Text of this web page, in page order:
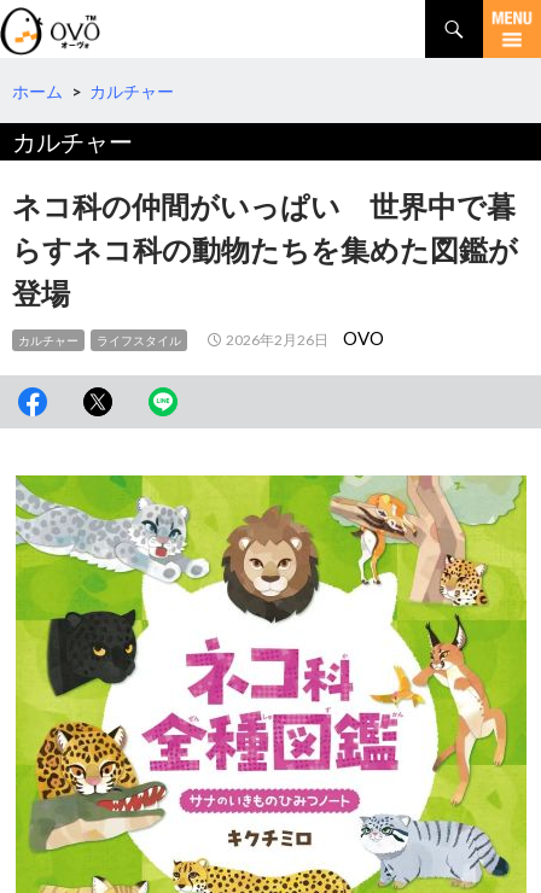
検
索
コ
テ
ツ
へ
動
ホーム > カルチャー
カルチャー
ネコ科の仲間がいっぱい 世界中で暮
らすネコ科の動物たちを集めた図鑑が
登場
カルチャー ライフスタイル 2026年2月26日 OVO